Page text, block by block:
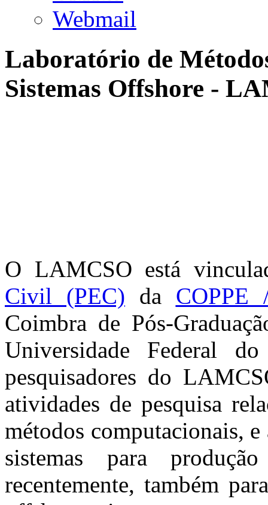
Webmail
Laboratório de
Sistemas Offshore -
O LAMCSO está
Civil (PEC) da COPPE
Coimbra de Pós-
Universidade Federal
pesquisadores do
atividades de pesquisa
métodos computacionais,
sistemas para
recentemente, também